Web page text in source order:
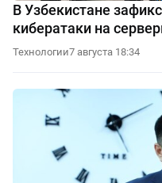
В Узбекистане
кибератаки на
Технологии7 августа 18:34